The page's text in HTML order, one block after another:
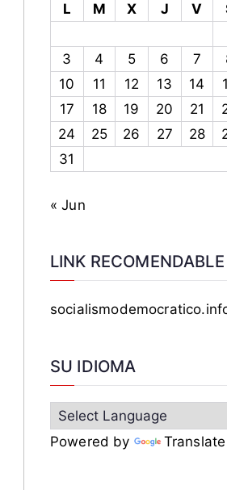
L
M X J V
3
4 5 6 7
10
11 12 13 14
17
18 19 20 21
24
25 26 27 28
31
« Jun
LINK RECOMENDABLE
SU IDIOMA
Powered by Translate